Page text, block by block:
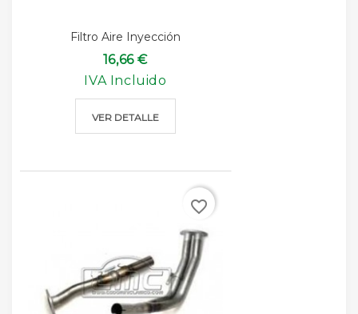
Filtro Aire Inyección
16,66 €
IVA Incluido
VER DETALLE
favorite_border